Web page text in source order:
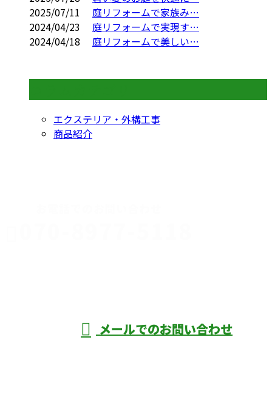
2025/07/11
庭リフォームで家族み…
2024/04/23
庭リフォームで実現す…
2024/04/18
庭リフォームで美しい…
エクステリア・外構工事
商品紹介
メールでのお問い合わせ